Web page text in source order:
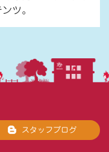
ツ。
スタッフブログ